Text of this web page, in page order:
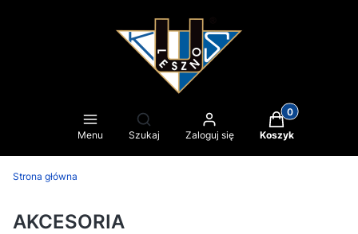
Menu
Otwórz wyszukiwarkę
Szukaj Zaloguj się
Produkty w
Koszyk
Strona główna
AKCESORIA